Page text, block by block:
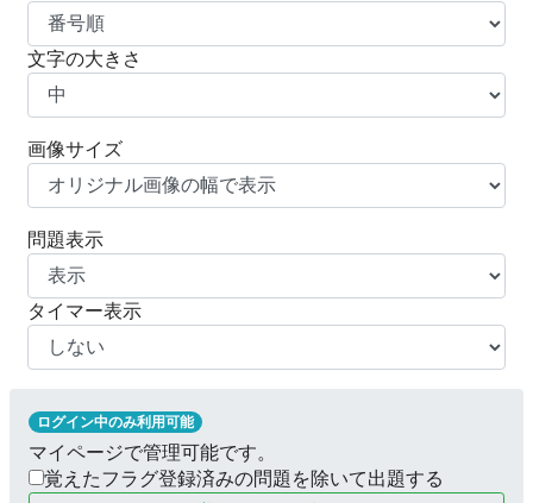
文字の大きさ
画像サイズ
問題表示
タイマー表示
ログイン中のみ利用可能
マイページで管理可能です。
覚えたフラグ登録済みの問題を除いて出題する